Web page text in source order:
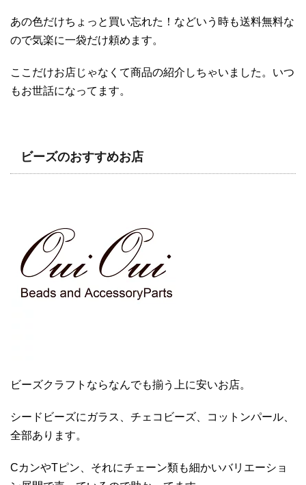
あの色だけちょっと買い忘れた！などいう時も送料無料な
ので気楽に一袋だけ頼めます。
ここだけお店じゃなくて商品の紹介しちゃいました。いつ
もお世話になってます。
ビーズのおすすめお店
ビーズクラフトならなんでも揃う上に安いお店。
シードビーズにガラス、チェコビーズ、コットンパール、
全部あります。
CカンやTピン、それにチェーン類も細かいバリエーショ